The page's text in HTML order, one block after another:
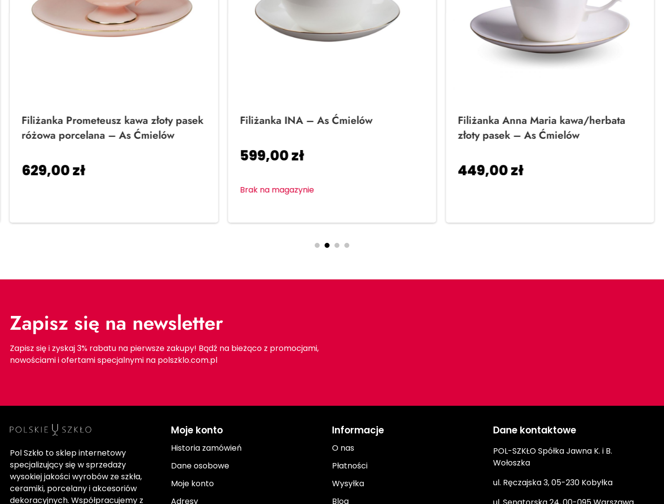
Filiżanka Prometeusz kawa złoty pasek
różowa porcelana – As Ćmielów
629,00zł
Filiżanka INA – As Ćmielów
599,00zł
Brak na magazynie
Filiżanka Anna Maria kawa/herbata
złoty pasek – As Ćmielów
449,00zł
Zapisz się na newsletter
Zapisz się i zyskaj 3% rabatu na pierwsze zakupy! Bądź na bieżąco z promocjami,
nowościami i ofertami specjalnymi na polszklo.com.pl
Pol Szkło to sklep internetowy
specjalizujący się w sprzedaży
wysokiej jakości wyrobów ze szkła,
ceramiki, porcelany i akcesoriów
dekoracyjnych. Współpracujemy z
Moje konto
Historia zamówień
Dane osobowe
Moje konto
Adresy
Informacje
O nas
Płatności
Wysyłka
Blog
Dane kontaktowe
POL-SZKŁO Spółka Jawna K. i B.
Wołoszka
ul. Ręczajska 3, 05-230 Kobyłka